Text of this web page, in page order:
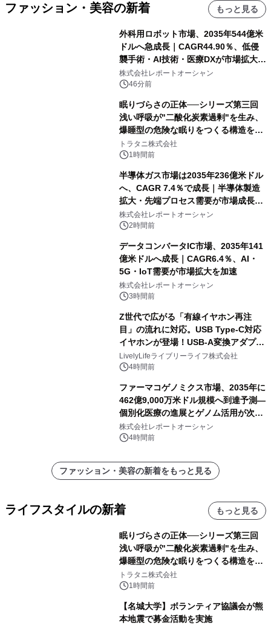
ファッション・美容の新着 もっと見る
外科用ロボット市場、2035年544億米
ドルへ急成長｜CAGR44.90％、低侵
襲手術・AI技術・医療DXが市場拡大を
牽引
株式会社レポートオーシャン
46分前
眠りづらさの正体──シリーズ第三回
浅い呼吸が"二酸化炭素過剰"を生み、
爆睡型の危険な眠りをつくる構造を解
説
トラタニ株式会社
1時間前
半導体ガス市場は2035年236億米ドル
へ、CAGR 7.4％で成長｜半導体製造
拡大・先端プロセス需要が市場成長を
加速
株式会社レポートオーシャン
2時間前
データコンバータIC市場、2035年141
億米ドルへ成長｜CAGR6.4％、AI・
5G・IoT需要が市場拡大を加速
株式会社レポートオーシャン
3時間前
Z世代で広がる「有線イヤホン再注
目」の流れに対応。USB Type-C対応
イヤホンが登場！USB-A変換アダプタ
ー付きでスマホからパソコンまで幅広
く活用可能
LivelyLifeライブリーライフ株式会社
4時間前
ファーマコゲノミクス市場、2035年に
462億9,000万米ドル規模へ到達予測―
個別化医療の進展とゲノム活用が次世
代ヘルスケア投資を加速
株式会社レポートオーシャン
4時間前
ファッション・美容の新着をもっと見る
ライフスタイルの新着 もっと見る
眠りづらさの正体──シリーズ第三回
浅い呼吸が"二酸化炭素過剰"を生み、
爆睡型の危険な眠りをつくる構造を解
説
トラタニ株式会社
1時間前
【名城大学】ボランティア協議会が熊
本地震で募金活動を実施